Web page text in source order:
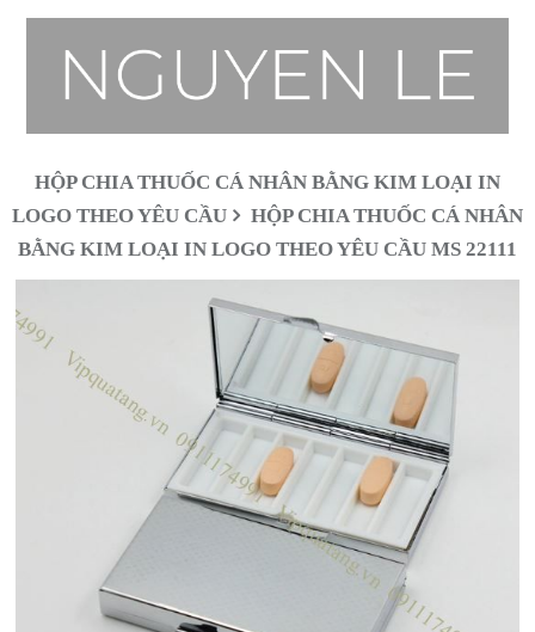
HỘP CHIA THUỐC CÁ NHÂN BẰNG KIM LOẠI IN
LOGO THEO YÊU CẦU
HỘP CHIA THUỐC CÁ NHÂN
BẰNG KIM LOẠI IN LOGO THEO YÊU CẦU MS 22111